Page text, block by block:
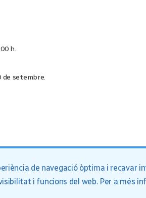
h.
de setembre.
de navegació òptima i recavar
i funcions del web. Per a més